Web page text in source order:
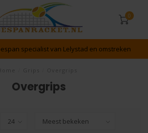
0
specialist van Lelystad en omstreken
Overgrips